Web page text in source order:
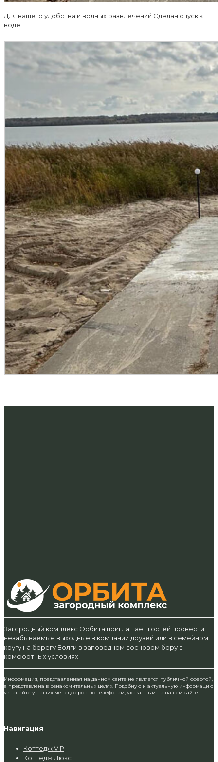
Для вашего удобства и водных развлечений Сделан спуск к
воде.
Загородный комплекс Орбита приглашает гостей провести
незабываемые выходные в компании друзей или в семейном
кругу на берегу Волги в заповедном сосновом бору в
комфортных условиях
Информация, представленная на данном сайте не является публичной офертой,
а представлена в ознакомительных целях. Подобную и актуальную информацию
узнавайте у наших менеджеров по телефонам, указанным на нашем сайте.
Навигация
Коттедж VIP
Коттедж Люкс